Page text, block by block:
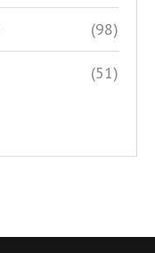
(98)
(51)